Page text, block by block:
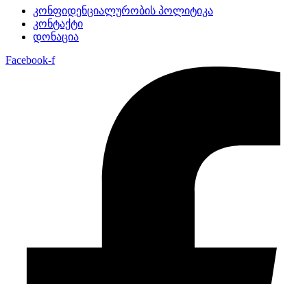
კონფიდენციალურობის პოლიტიკა
კონტაქტი
დონაცია
Facebook-f